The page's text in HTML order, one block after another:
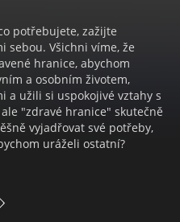
potřebujete, zažijte
sebou. Všichni víme, že
hranice, abychom
a osobním životem,
a užili si uspokojivé vztahy s
"zdravé hranice" skutečně
vyjadřovat své potřeby,
uráželi ostatní?